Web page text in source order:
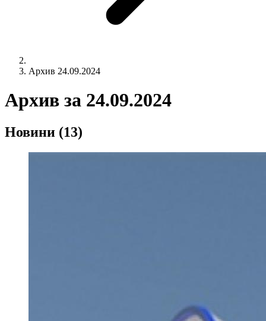
Архив 24.09.2024
Архив за 24.09.2024
Новини (13)